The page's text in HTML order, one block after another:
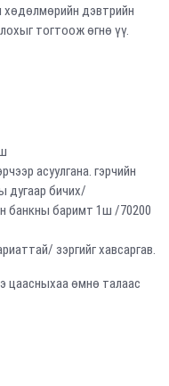
дэвтрийн
тогтоож өгнө үү.
асуулгана. гэрчийн
дугаар бичих/
банкны баримт 1ш /70200
зэргийг хавсаргав.
цаасныхаа өмнө талаас